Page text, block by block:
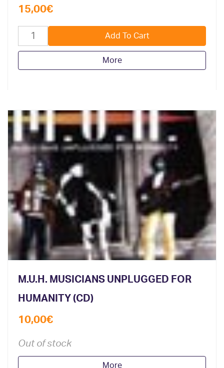
15,00€
More
M.U.H. MUSICIANS UNPLUGGED FOR
HUMANITY (CD)
10,00€
Out of stock
More